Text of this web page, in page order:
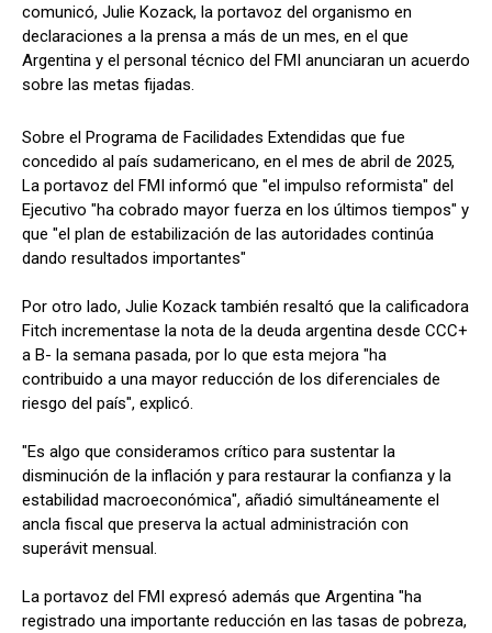
comunicó, Julie Kozack, la portavoz del organismo en
declaraciones a la prensa a más de un mes, en el que
Argentina y el personal técnico del FMI anunciaran un acuerdo
sobre las metas fijadas.
Sobre el Programa de Facilidades Extendidas que fue
concedido al país sudamericano, en el mes de abril de 2025,
La portavoz del FMI informó que "el impulso reformista" del
Ejecutivo "ha cobrado mayor fuerza en los últimos tiempos" y
que "el plan de estabilización de las autoridades continúa
dando resultados importantes"
Por otro lado, Julie Kozack también resaltó que la calificadora
Fitch incrementase la nota de la deuda argentina desde CCC+
a B- la semana pasada, por lo que esta mejora "ha
contribuido a una mayor reducción de los diferenciales de
riesgo del país", explicó.
"Es algo que consideramos crítico para sustentar la
disminución de la inflación y para restaurar la confianza y la
estabilidad macroeconómica", añadió simultáneamente el
ancla fiscal que preserva la actual administración con
superávit mensual.
La portavoz del FMI expresó además que Argentina "ha
registrado una importante reducción en las tasas de pobreza,